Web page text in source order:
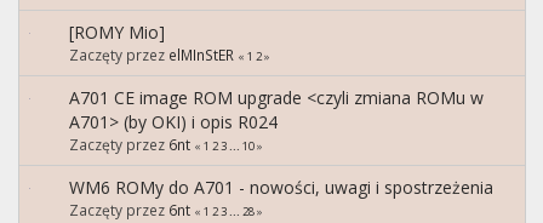
[ROMY Mio]
Zaczęty przez elMInStER « 1 2»
A701 CE image ROM upgrade <czyli zmiana ROMu w
A701> (by OKI) i opis R024
Zaczęty przez 6nt « 1 23... 10»
WM6 ROMy do A701 - nowości, uwagi i spostrzeżenia
Zaczęty przez 6nt « 1 23... 28»